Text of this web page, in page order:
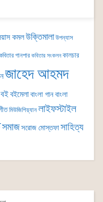
কমলউক্তিমালা উপন্যাস
গানপার কবিতার সংকলন কালচার
জাহেদ আহমদ
বইবইমেলাবাংলা গানবাংলা
মিউজিশিয়্যান লাইফস্টাইল
সমাজসরোজ মোস্তফাসাহিত্য